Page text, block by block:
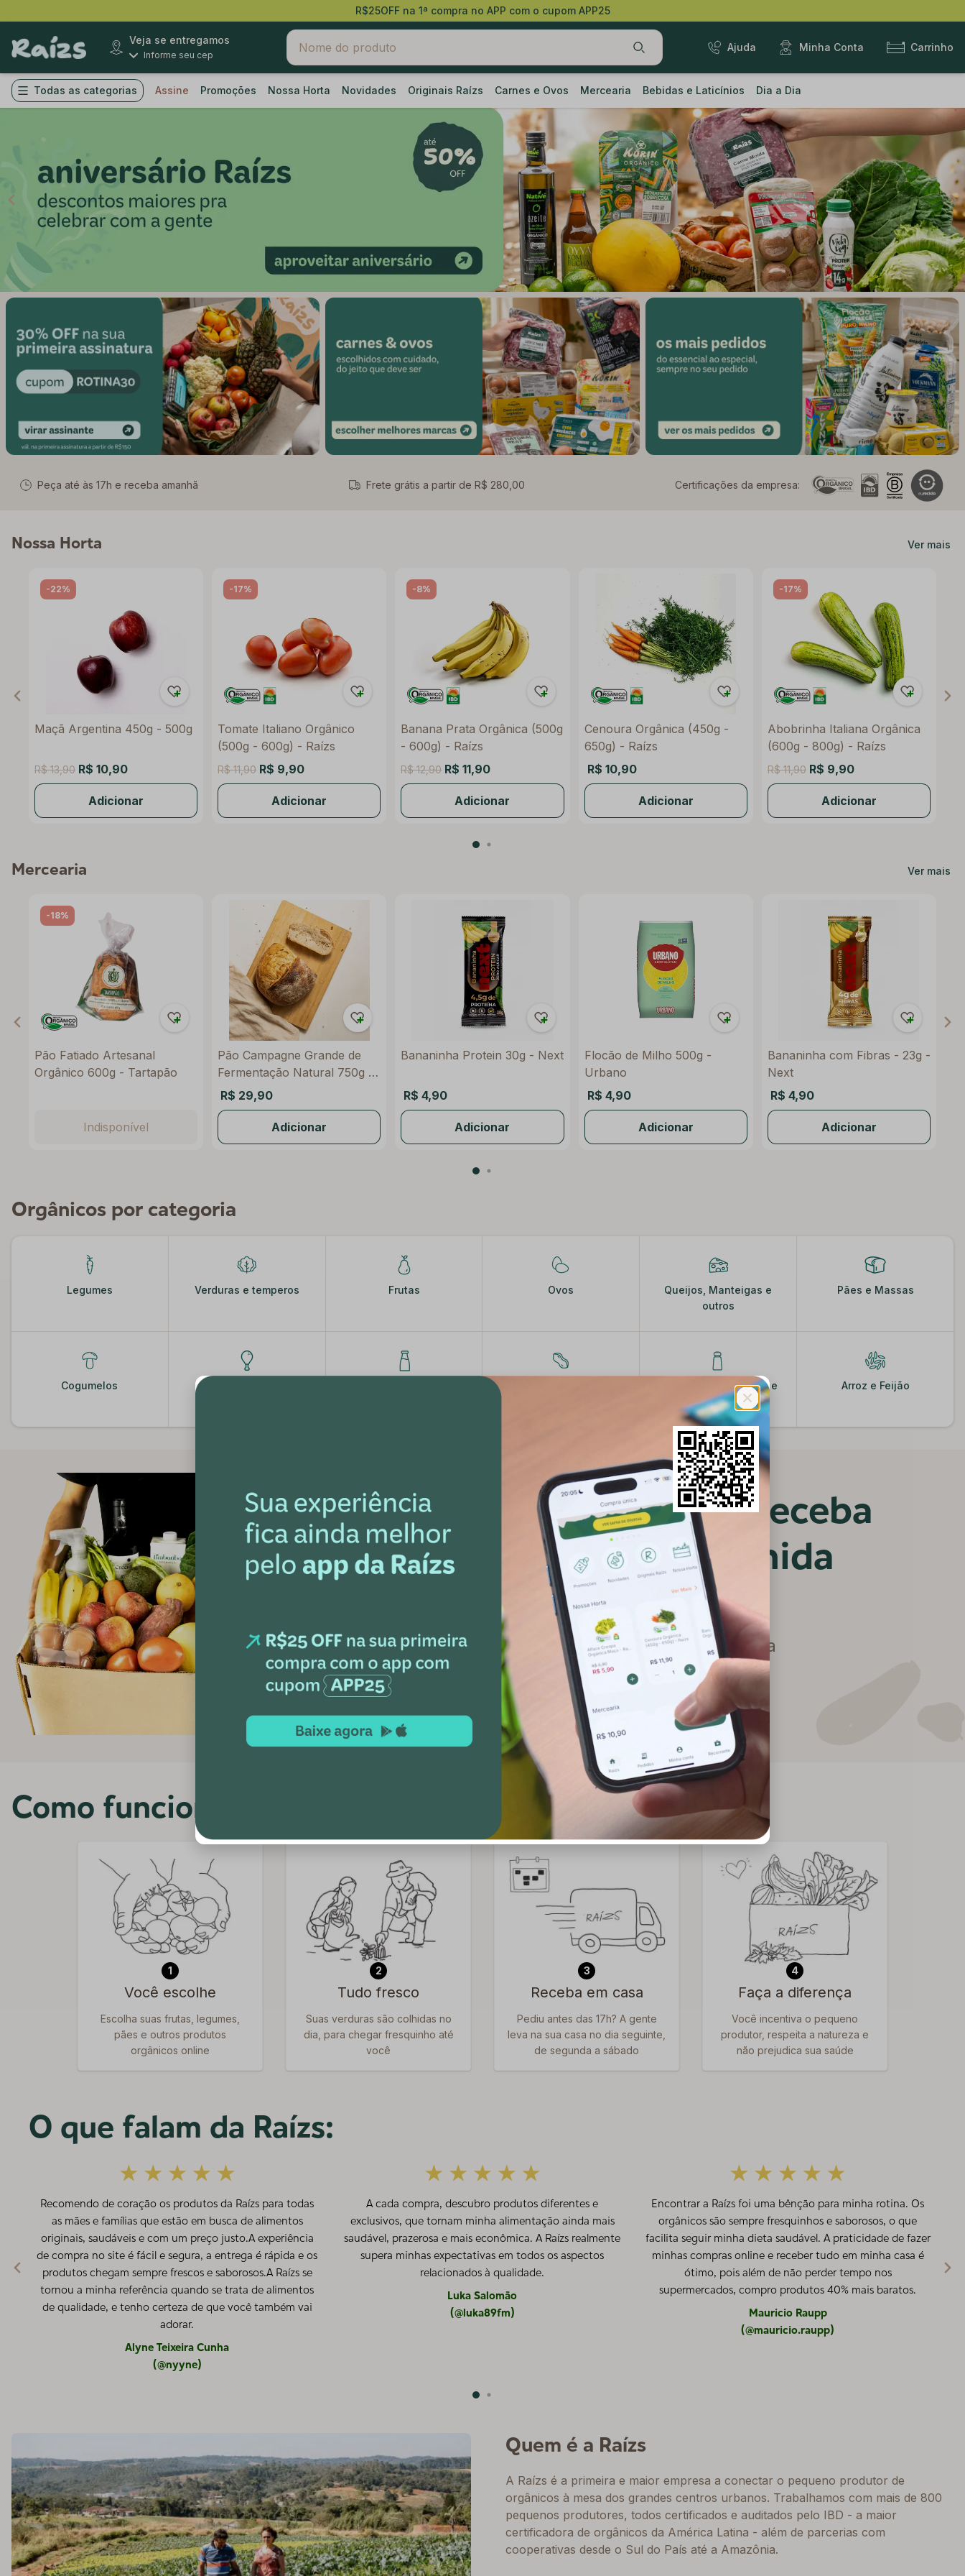
R$25OFF na 1ª compra no APP com o cupom APP25
Veja se entregamos
Informe seu cep
Ajuda Minha Conta Carrinho
Todas as categorias Assine Promoções Nossa Horta Novidades Originais Raízs Carnes e Ovos Mercearia Bebidas e Laticínios Dia a Dia
Peça até às 17h e receba amanhã Frete grátis a partir de R$ 280,00 Certificações da empresa:
Nossa Horta Ver mais
-22%
Maçã Argentina 450g - 500g
R$ 13,90 R$ 10,90
Adicionar
-17%
Tomate Italiano Orgânico
(500g - 600g) - Raízs
R$ 11,90 R$ 9,90
Adicionar
-8%
Banana Prata Orgânica (500g
- 600g) - Raízs
R$ 12,90 R$ 11,90
Adicionar
Cenoura Orgânica (450g -
650g) - Raízs
R$ 10,90
Adicionar
-17%
Abobrinha Italiana Orgânica
(600g - 800g) - Raízs
R$ 11,90 R$ 9,90
Adicionar
Mercearia Ver mais
-18%
Pão Fatiado Artesanal
Orgânico 600g - Tartapão
Indisponível
Pão Campagne Grande de
Fermentação Natural 750g -
Raízs
R$ 29,90
Adicionar
Bananinha Protein 30g - Next
R$ 4,90
Adicionar
Flocão de Milho 500g -
Urbano
R$ 4,90
Adicionar
Bananinha com Fibras - 23g -
Next
R$ 4,90
Adicionar
Orgânicos por categoria
Legumes Verduras e temperos Frutas Ovos
Queijos, Manteigas e
outros
Pães e Massas
Cogumelos Castanhas e Frutas Secas
Condimentos, Molhos e
Especiarias
Arroz e Feijão
Programe uma vez e receba
sempre na data escolhida
Entrega semanal ou quinzenal
Evite desperdício de alimentos no seu dia a dia
Monte sua cesta
Como funciona?
1
Você escolhe
Escolha suas frutas, legumes,
pães e outros produtos
orgânicos online
2
Tudo fresco
Suas verduras são colhidas no
dia, para chegar fresquinho até
você
3
Receba em casa
Pediu antes das 17h? A gente
leva na sua casa no dia seguinte,
de segunda a sábado
4
Faça a diferença
Você incentiva o pequeno
produtor, respeita a natureza e
não prejudica sua saúde
O que falam da Raízs:
Recomendo de coração os produtos da Raízs para todas
as mães e famílias que estão em busca de alimentos
originais, saudáveis e com um preço justo.A experiência
de compra no site é fácil e segura, a entrega é rápida e os
produtos chegam sempre frescos e saborosos.A Raízs se
tornou a minha referência quando se trata de alimentos
de qualidade, e tenho certeza de que você também vai
adorar.
Alyne Teixeira Cunha
(@nyyne)
A cada compra, descubro produtos diferentes e
exclusivos, que tornam minha alimentação ainda mais
saudável, prazerosa e mais econômica. A Raízs realmente
supera minhas expectativas em todos os aspectos
relacionados à qualidade.
Luka Salomão
(@luka89fm)
Encontrar a Raízs foi uma bênção para minha rotina. Os
orgânicos são sempre fresquinhos e saborosos, o que
facilita seguir minha dieta saudável. A praticidade de fazer
minhas compras online e receber tudo em minha casa é
ótimo, pois além de não perder tempo nos
supermercados, compro produtos 40% mais baratos.
Mauricio Raupp
(@mauricio.raupp)
Quem é a Raízs
A Raízs é a primeira e maior empresa a conectar o pequeno produtor de
orgânicos à mesa dos grandes centros urbanos. Trabalhamos com mais de 800
pequenos produtores, todos certificados e auditados pelo IBD - a maior
certificadora de orgânicos da América Latina - além de parcerias com
cooperativas desde o Sul do País até a Amazônia.